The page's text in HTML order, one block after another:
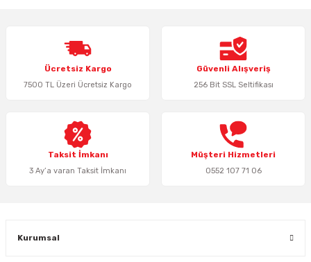
Ücretsiz Kargo
7500 TL Üzeri Ücretsiz Kargo
Güvenli Alışveriş
256 Bit SSL Seltifikası
Taksit İmkanı
3 Ay’a varan Taksit İmkanı
Müşteri Hizmetleri
0552 107 71 06
Kurumsal